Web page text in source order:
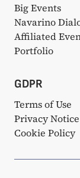
Big Events
Navarino
Affiliated
Portfolio
GDPR
Terms of Use
Privacy Notice
Cookie Policy